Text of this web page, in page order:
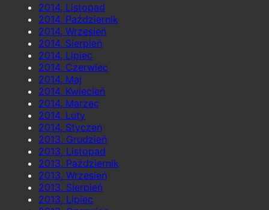
2014, Listopad
2014, Październik
2014, Wrzesień
2014, Sierpień
2014, Lipiec
2014, Czerwiec
2014, Maj
2014, Kwiecień
2014, Marzec
2014, Luty
2014, Styczeń
2013, Grudzień
2013, Listopad
2013, Październik
2013, Wrzesień
2013, Sierpień
2013, Lipiec